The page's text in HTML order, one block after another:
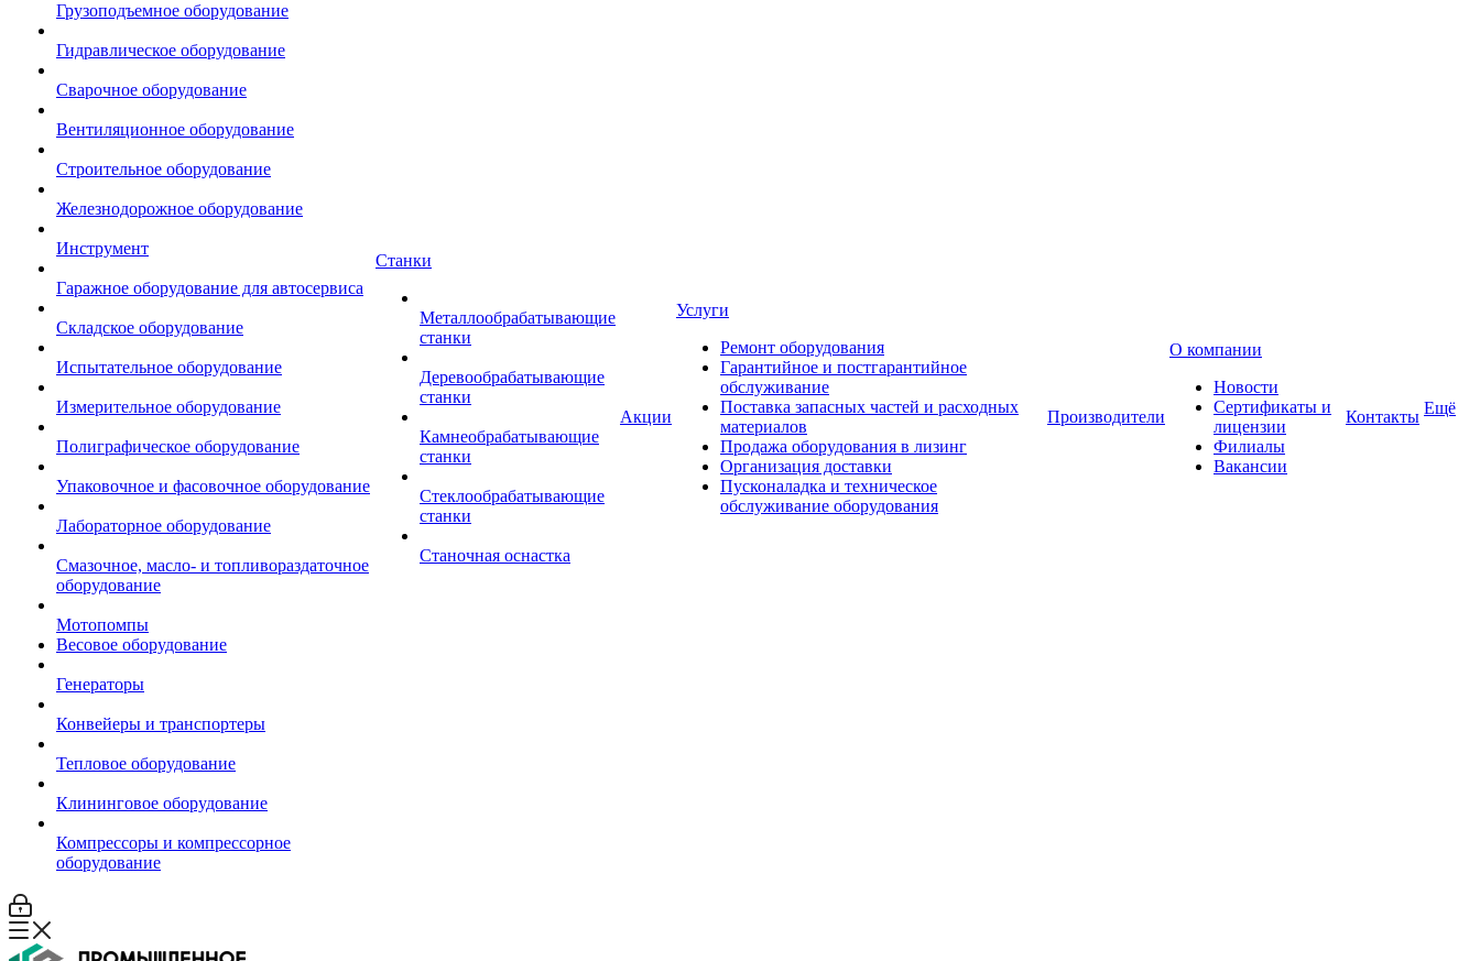
Грузоподъемное оборудование
Гидравлическое оборудование
Сварочное оборудование
Вентиляционное оборудование
Строительное оборудование
Железнодорожное оборудование
Инструмент
Гаражное оборудование для автосервиса
Складское оборудование
Испытательное оборудование
Измерительное оборудование
Полиграфическое оборудование
Упаковочное и фасовочное оборудование
Лабораторное оборудование
Смазочное, масло- и топливораздаточное
оборудование
Мотопомпы
Весовое оборудование
Генераторы
Конвейеры и транспортеры
Тепловое оборудование
Клининговое оборудование
Компрессоры и компрессорное
оборудование
Станки
Металлообрабатывающие
станки
Деревообрабатывающие
станки
Камнеобрабатывающие
станки
Стеклообрабатывающие
станки
Станочная оснастка
Акции
Услуги
Ремонт оборудования
Гарантийное и постгарантийное
обслуживание
Поставка запасных частей и расходных
материалов
Продажа оборудования в лизинг
Организация доставки
Пусконаладка и техническое
обслуживание оборудования
Производители
О компании
Новости
Сертификаты и
лицензии
Филиалы
Вакансии
Контакты Ещё